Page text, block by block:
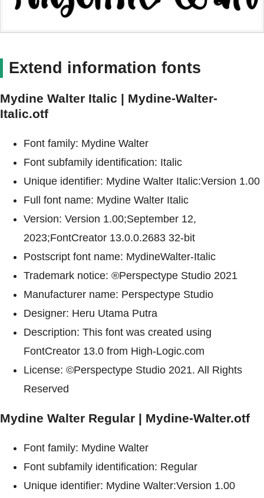
Extend information fonts
Mydine Walter Italic | Mydine-Walter-
Italic.otf
Font family: Mydine Walter
Font subfamily identification: Italic
Unique identifier: Mydine Walter Italic:Version 1.00
Full font name: Mydine Walter Italic
Version: Version 1.00;September 12,
2023;FontCreator 13.0.0.2683 32-bit
Postscript font name: MydineWalter-Italic
Trademark notice: ®Perspectype Studio 2021
Manufacturer name: Perspectype Studio
Designer: Heru Utama Putra
Description: This font was created using
FontCreator 13.0 from High-Logic.com
License: ©Perspectype Studio 2021. All Rights
Reserved
Mydine Walter Regular | Mydine-Walter.otf
Font family: Mydine Walter
Font subfamily identification: Regular
Unique identifier: Mydine Walter:Version 1.00